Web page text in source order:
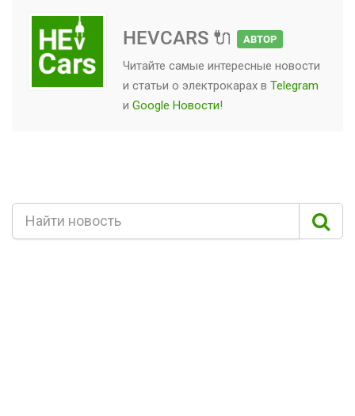
HEVCARS 🔌 АВТОР
Читайте самые интересные новости
и статьи о электрокарах в Telegram
и Google Новости!